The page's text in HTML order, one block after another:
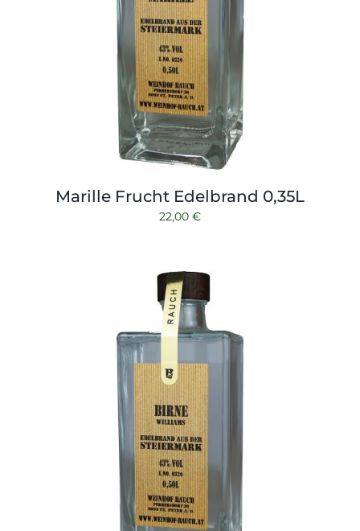
Marille Frucht Edelbrand 0,35L
22,00 €